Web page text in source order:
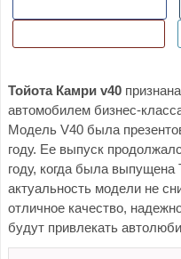
Тойота Камри v40
автомобилем бизнес-
Модель V40 была
году. Ее выпуск
году, когда была
актуальность модели не
отличное качество,
будут привлекать